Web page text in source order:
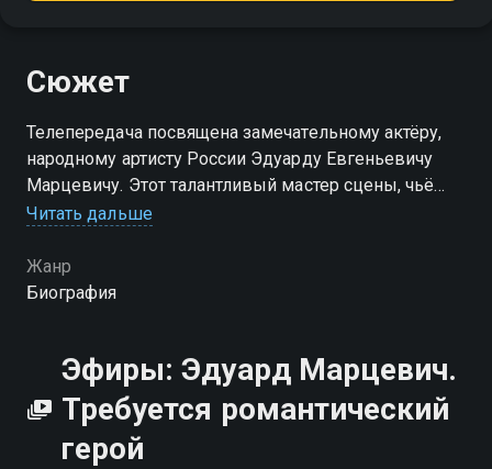
Сюжет
Телепередача посвящена замечательному актёру,
народному артисту России Эдуарду Евгеньевичу
Марцевичу. Этот талантливый мастер сцены, чьё
творчество украшает репертуар знаменитого
совершенно с новой стороны
Читать дальше
Жанр
Биография
Эфиры: Эдуард Марцевич.
Требуется романтический
герой